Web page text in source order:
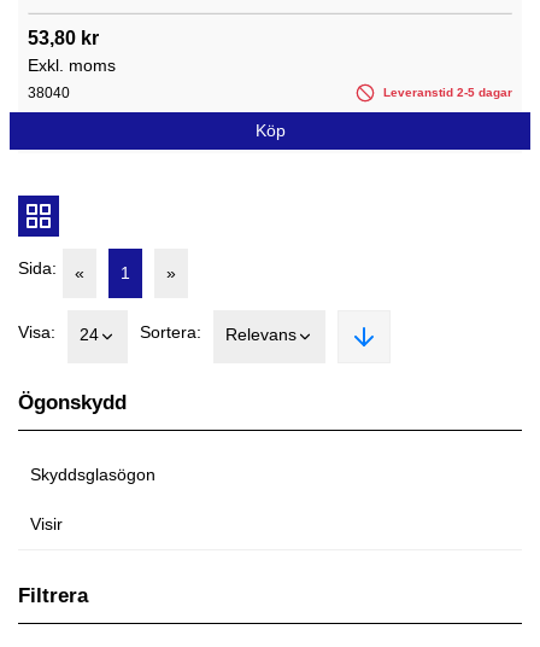
Ögonskydd
Skyddsglasögon
Visir
Filtrera
53,80 kr
Exkl. moms
38040 Leveranstid 2-5 dagar
Köp
Sida: « 1 »
Visa: 24 Sortera: Relevans